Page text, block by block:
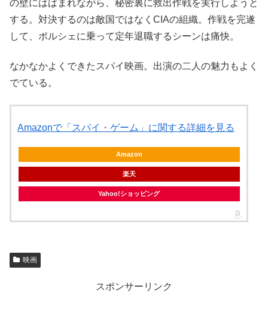
の壁にはばまれながら、秘密裏に救出作戦を実行しようと
する。対決するのは敵国ではなくCIAの組織。作戦を完遂
して、ポルシェに乗って定年退職するシーンは痛快。
なかなかよくできたスパイ映画。出演の二人の魅力もよく
でている。
Amazonで「スパイ・ゲーム」に関する詳細を見る
Amazon
楽天
Yahoo!ショッピング
映画
スポンサーリンク